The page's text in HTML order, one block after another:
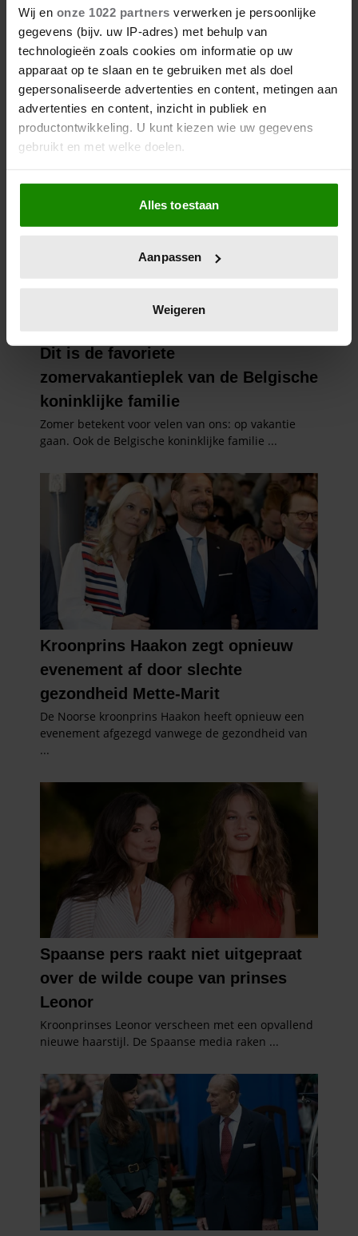
Wij en onze 1022 partners verwerken je persoonlijke
gegevens (bijv. uw IP-adres) met behulp van
technologieën zoals cookies om informatie op uw
apparaat op te slaan en te gebruiken met als doel
gepersonaliseerde advertenties en content, metingen aan
advertenties en content, inzicht in publiek en
productontwikkeling. U kunt kiezen wie uw gegevens
gebruikt en met welke doelen.
Als u het toestaat, willen we ook graag:
Informatie verzamelen over uw geografische
locatie, die tot een paar meter nauwkeurig kan zijn
scannen op specifieke eigenschappen (fingerprinting)
verwerkt en stel uw voorkeuren in het
intrekken in de Cookieverklaring.
We gebruiken cookies om content en advertenties te
personaliseren, om functies voor social media te bieden
en om ons websiteverkeer te analyseren. Ook delen we
informatie over uw gebruik van onze site met onze
partners kunnen deze gegevens combineren met andere
informatie die u aan ze heeft verstrekt of die ze hebben
verzameld op basis van uw gebruik van hun services. U
gaat akkoord met onze cookies als u onze website blijft
gebruiken.
Alles toestaan
Aanpassen
Weigeren